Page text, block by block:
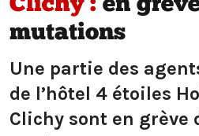
Clichy : en
mutations
Une partie des
de l’hôtel 4 étoiles
Clichy sont en grève